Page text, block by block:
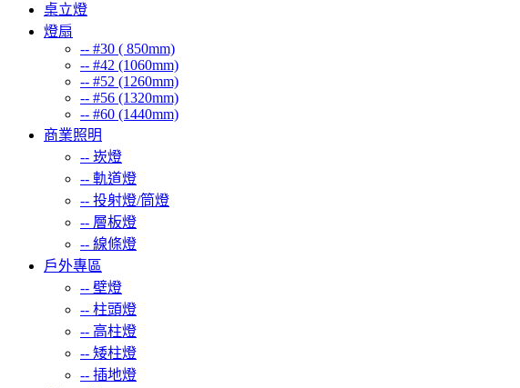
桌立燈
燈扇
-- #30 ( 850mm)
-- #42 (1060mm)
-- #52 (1260mm)
-- #56 (1320mm)
-- #60 (1440mm)
商業照明
-- 崁燈
-- 軌道燈
-- 投射燈/筒燈
-- 層板燈
-- 線條燈
戶外專區
-- 壁燈
-- 柱頭燈
-- 高柱燈
-- 矮柱燈
-- 插地燈